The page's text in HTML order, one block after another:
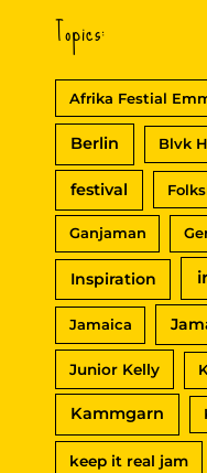
Topics:
Afrika Festial
Berlin Blvk
festival
Ganjaman
Inspiration
Jamaica
Junior Kelly
Kammgarn
keep it real jam